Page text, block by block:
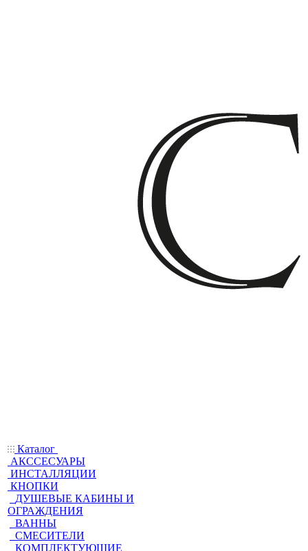
Каталог
АКССЕСУАРЫ
ИНСТАЛЛЯЦИИ
КНОПКИ
ДУШЕВЫЕ КАБИНЫ И
ОГРАЖДЕНИЯ
ВАННЫ
СМЕСИТЕЛИ
КОМПЛЕКТУЮЩИЕ